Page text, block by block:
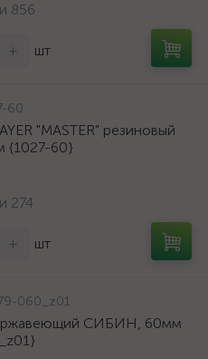
856
+ шт
60
"MASTER" резиновый
{1027-60}
274
+ шт
060_z01
СИБИН, 60мм